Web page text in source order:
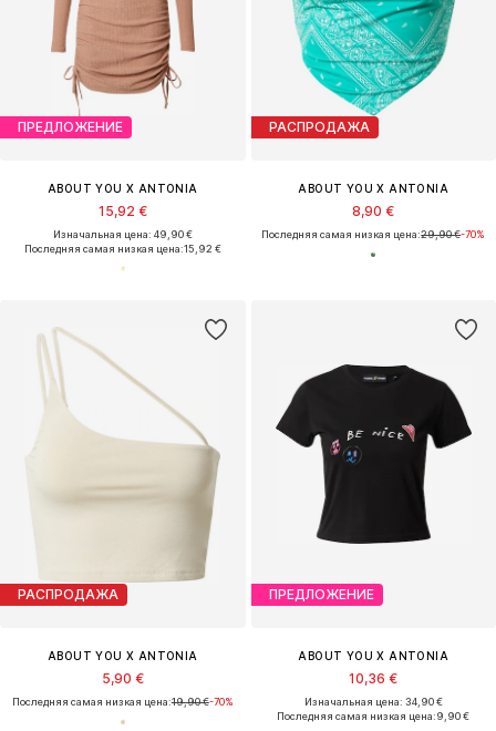
ПРЕДЛОЖЕНИЕ
ABOUT YOU X ANTONIA
15,92 €
Изначальная цена: 49,90 €
Последняя самая низкая цена:15,92 €
РАСПРОДАЖА
ABOUT YOU X ANTONIA
8,90 €
Последняя самая низкая цена:29,90 €-70%
РАСПРОДАЖА
ABOUT YOU X ANTONIA
5,90 €
Последняя самая низкая цена:19,90 €-70%
ПРЕДЛОЖЕНИЕ
ABOUT YOU X ANTONIA
10,36 €
Изначальная цена: 34,90 €
Последняя самая низкая цена:9,90 €